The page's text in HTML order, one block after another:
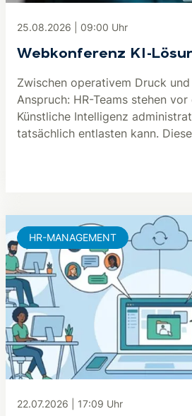
25.08.2026 09:00 Uhr
Webkonferenz KI-
Zwischen operativem Druck
Anspruch: HR-Teams stehen
Künstliche Intelligenz
tatsächlich entlasten kann.
22.07.2026 17:09 Uhr
HR-MANAGEMENT